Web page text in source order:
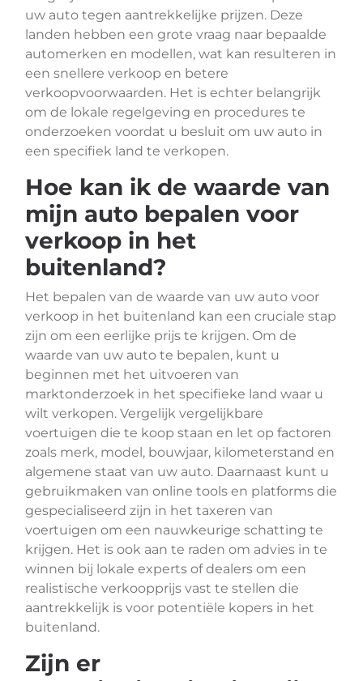
uw auto tegen aantrekkelijke prijzen. Deze
landen hebben een grote vraag naar bepaalde
automerken en modellen, wat kan resulteren in
een snellere verkoop en betere
verkoopvoorwaarden. Het is echter belangrijk
om de lokale regelgeving en procedures te
onderzoeken voordat u besluit om uw auto in
een specifiek land te verkopen.
Hoe kan ik de waarde van
mijn auto bepalen voor
verkoop in het
buitenland?
Het bepalen van de waarde van uw auto voor
verkoop in het buitenland kan een cruciale stap
zijn om een eerlijke prijs te krijgen. Om de
waarde van uw auto te bepalen, kunt u
beginnen met het uitvoeren van
marktonderzoek in het specifieke land waar u
wilt verkopen. Vergelijk vergelijkbare
voertuigen die te koop staan en let op factoren
zoals merk, model, bouwjaar, kilometerstand en
algemene staat van uw auto. Daarnaast kunt u
gebruikmaken van online tools en platforms die
gespecialiseerd zijn in het taxeren van
voertuigen om een nauwkeurige schatting te
krijgen. Het is ook aan te raden om advies in te
winnen bij lokale experts of dealers om een
realistische verkoopprijs vast te stellen die
aantrekkelijk is voor potentiële kopers in het
buitenland.
Zijn er